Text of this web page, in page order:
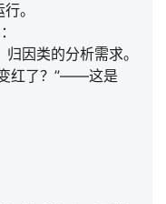
。
归因类的分析需求。
红了？”——这是